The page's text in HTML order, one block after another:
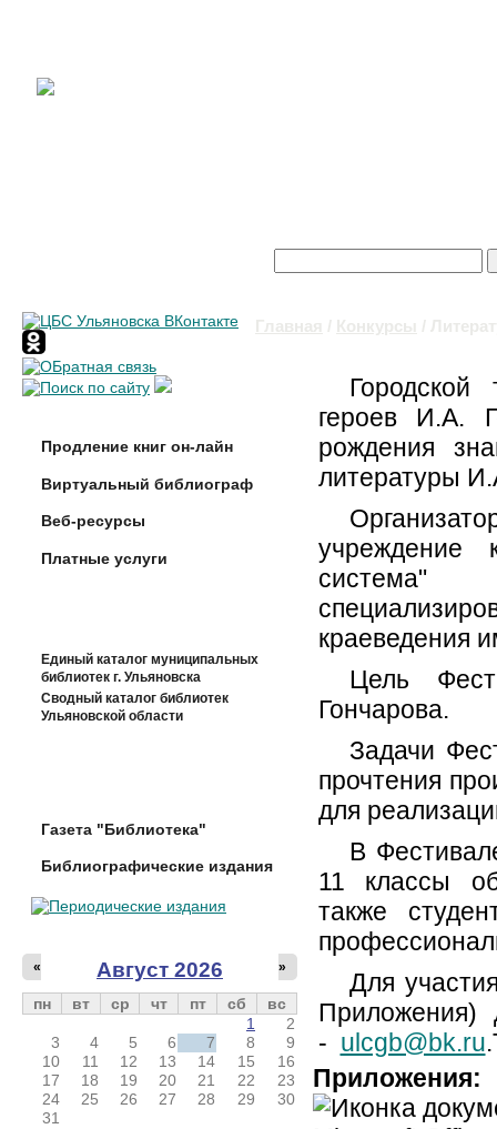
Главная / Конкурсы /
Продление книг он-лайн
Виртуальный библиограф
Веб-ресурсы
Платные услуги
Единый каталог муниципальных
библиотек г. Ульяновска
Сводный каталог библиотек
Ульяновской области
Газета "Библиотека"
Библиографические издания
Август 2026
« »
пн вт ср чт пт сб
вс
1
2
3
4 5 6 7 8
9
10
11 12 13 14 15
16
17
18 19 20 21 22
23
24
25 26 27 28 29
30
31
Городской
героев И.А.
рождения
литературы
учреждение
система"
краеведения
Цель
Гончарова.
Задачи
прочтения
для
В
11 классы
также
Для
Приложения)
- ulcgb@bk.ru
Приложения: